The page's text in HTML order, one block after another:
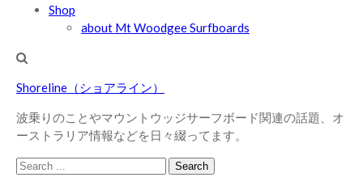
Shop
about Mt Woodgee Surfboards
Shoreline（ショアライン）
波乗りのことやマウントウッジサーフボード関連の話題、オ
ーストラリア情報などを日々綴ってます。
Search